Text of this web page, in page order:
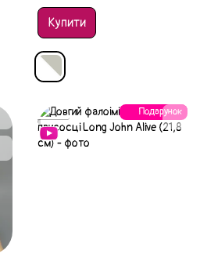
Купити
Подарунок
Акція